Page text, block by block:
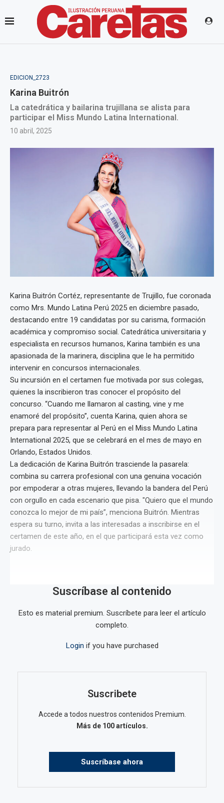
EDICION_2723
Karina Buitrón
La catedrática y bailarina trujillana se alista para
participar el Miss Mundo Latina International.
10 abril, 2025
Karina Buitrón Cortéz, representante de Trujillo, fue coronada
como Mrs. Mundo Latina Perú 2025 en diciembre pasado,
destacando entre 19 candidatas por su carisma, formación
académica y compromiso social. Catedrática universitaria y
especialista en recursos humanos, Karina también es una
apasionada de la marinera, disciplina que le ha permitido
intervenir en concursos internacionales.
Su incursión en el certamen fue motivada por sus colegas,
quienes la inscribieron tras conocer el propósito del
concurso. “Cuando me llamaron al casting, vine y me
enamoré del propósito”, cuenta Karina, quien ahora se
prepara para representar al Perú en el Miss Mundo Latina
International 2025, que se celebrará en el mes de mayo en
Orlando, Estados Unidos.
La dedicación de Karina Buitrón trasciende la pasarela:
combina su carrera profesional con una genuina vocación
por empoderar a otras mujeres, llevando la bandera del Perú
con orgullo en cada escenario que pisa. "Quiero que el mundo
conozca lo mejor de mi país”, menciona Buitrón. Mientras
espera su turno, invita a las interesadas a inscribirse en el
certamen de este año, en el que participará esta vez como
jurado.
Suscríbase al contenido
Esto es material premium. Suscríbete para leer el artículo
completo.
Login if you have purchased
Suscribete
Accede a todos nuestros contenidos Premium.
Más de 100 artículos.
Suscríbase ahora